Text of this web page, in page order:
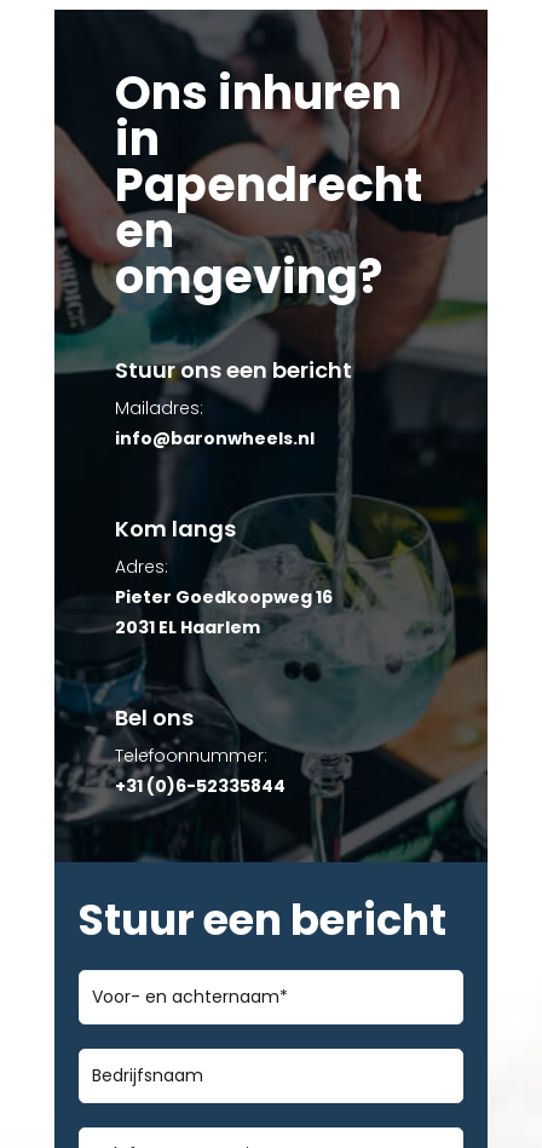
Ons inhuren
in
Papendrecht
en
omgeving?
Stuur ons een bericht
Mailadres:
info@baronwheels.nl
Kom langs
Adres:
Pieter Goedkoopweg 16
2031 EL Haarlem
Bel ons
Telefoonnummer:
+31 (0)6-52335844
Stuur een bericht
Voor-
en
achternaam*
Bedrijfsnaam
Telefoonnummer*